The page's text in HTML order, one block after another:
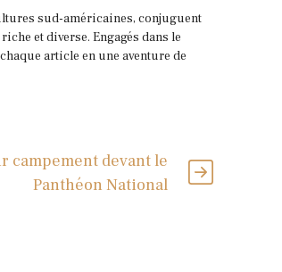
sud-américaines, conjuguent
et diverse. Engagés dans le
article en une aventure de
campement devant le
Panthéon National